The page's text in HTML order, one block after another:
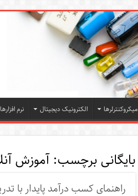
میکروکنترلرها الکترونیک دیجیتال نرم افزارها
بایگانی برچسب:آموزش
راهنمای کسب درآمد پایدار با